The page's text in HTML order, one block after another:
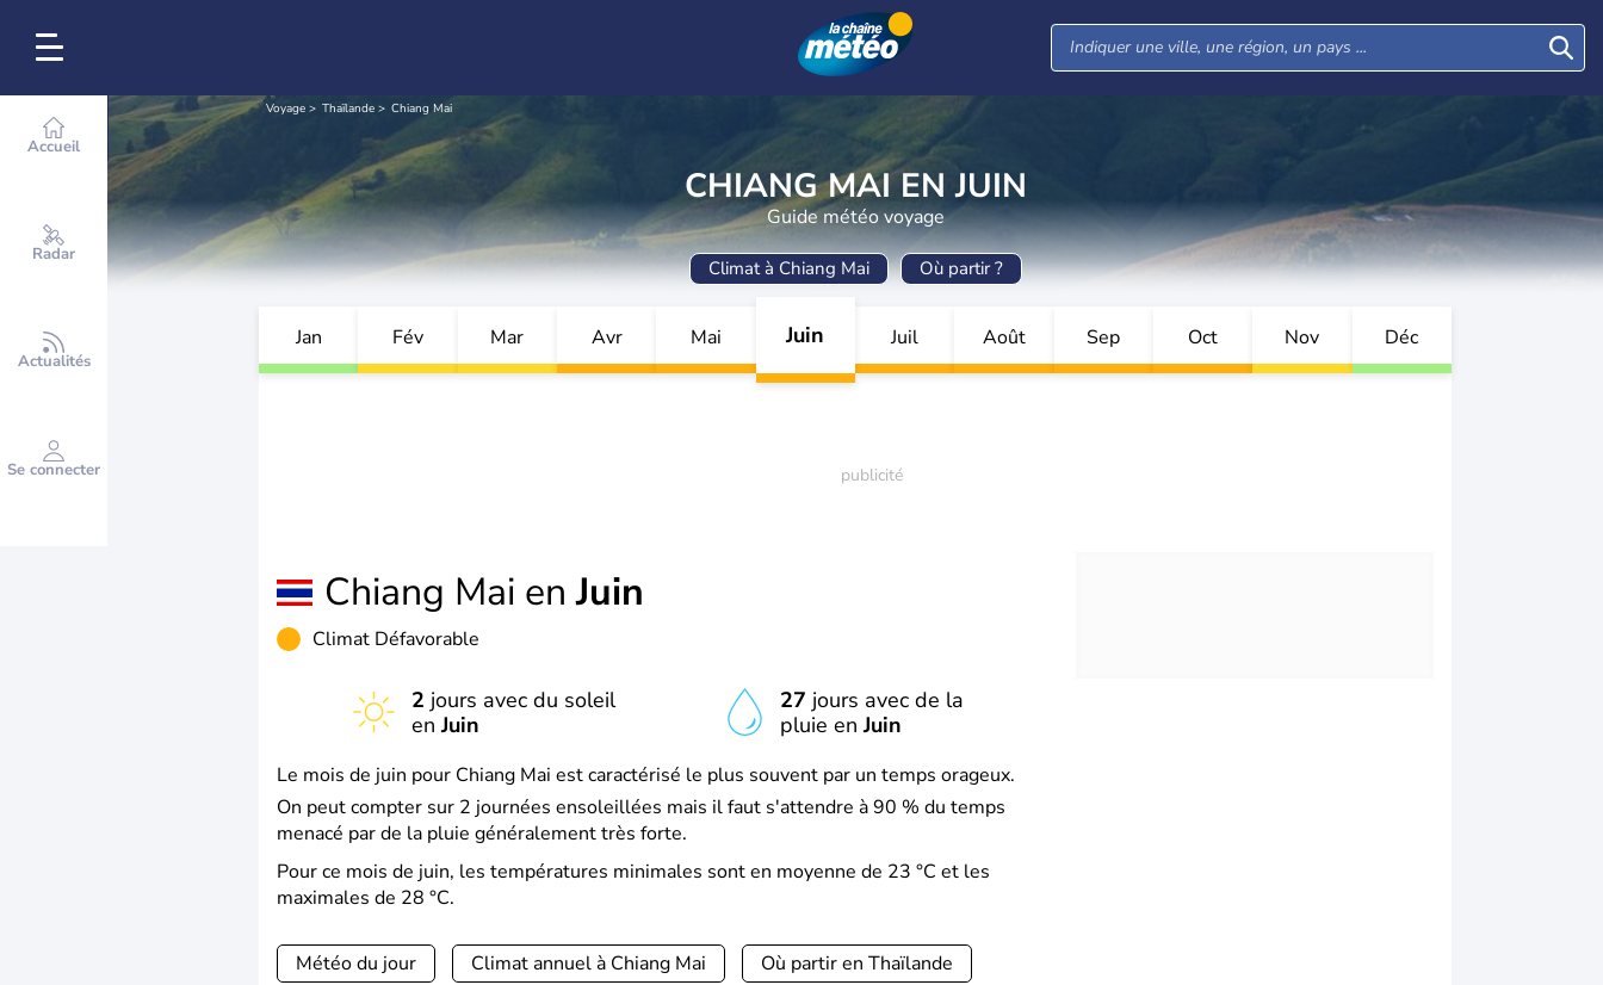
Accueil
Radar
Actualités
Se connecter
Voyage Thaïlande Chiang Mai
CHIANG MAI EN JUIN
Guide météo voyage
Climat à Chiang Mai Où partir ?
Jan Fév Mar Avr Mai Juin Juil Août Sep Oct Nov Déc
Chiang Mai enJuin
Climat Défavorable
2 jours avec du soleil
enJuin
27 jours avec de la
pluie enJuin
Le mois de juin pour Chiang Mai est caractérisé le plus souvent par un temps orageux.
On peut compter sur 2 journées ensoleillées mais il faut s'attendre à 90 % du temps
menacé par de la pluie généralement très forte.
Pour ce mois de juin, les températures minimales sont en moyenne de 23 °C et les
maximales de 28 °C.
Météo du jour Climat annuel à Chiang Mai Où partir en Thaïlande